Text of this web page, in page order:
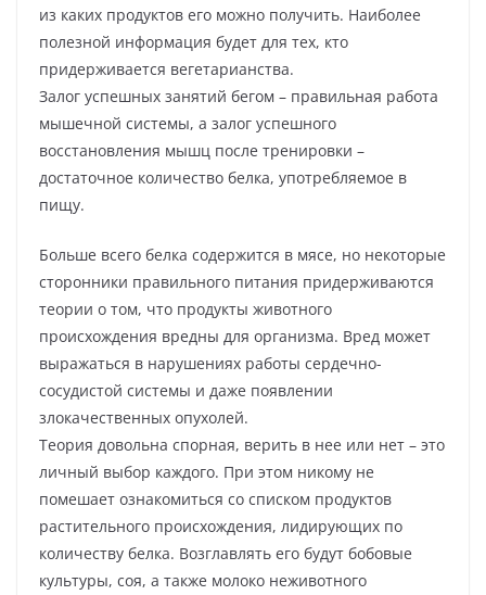
из каких продуктов его можно получить. Наиболее
полезной информация будет для тех, кто
придерживается вегетарианства.
Залог успешных занятий бегом – правильная работа
мышечной системы, а залог успешного
восстановления мышц после тренировки –
достаточное количество белка, употребляемое в
пищу.
Больше всего белка содержится в мясе, но некоторые
сторонники правильного питания придерживаются
теории о том, что продукты животного
происхождения вредны для организма. Вред может
выражаться в нарушениях работы сердечно-
сосудистой системы и даже появлении
злокачественных опухолей.
Теория довольна спорная, верить в нее или нет – это
личный выбор каждого. При этом никому не
помешает ознакомиться со списком продуктов
растительного происхождения, лидирующих по
количеству белка. Возглавлять его будут бобовые
культуры, соя, а также молоко неживотного